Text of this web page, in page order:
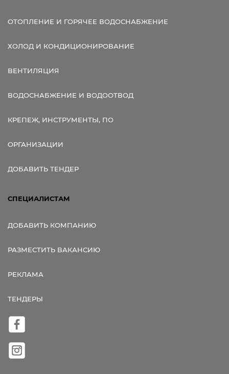
ОТОПЛЕНИЕ И ГОРЯЧЕЕ ВОДОСНАБЖЕНИЕ
ХОЛОД И КОНДИЦИОНИРОВАНИЕ
ВЕНТИЛЯЦИЯ
ВОДОСНАБЖЕНИЕ И ВОДООТВОД
КРЕПЕЖ, ИНСТРУМЕНТЫ, ПО
ОРГАНИЗАЦИИ
ДОБАВИТЬ ТЕНДЕР
СПЕЦИАЛИСТАМ
ДОБАВИТЬ КОМПАНИЮ
РАЗМЕСТИТЬ ВАКАНСИЮ
РЕКЛАМА
ТЕНДЕРЫ